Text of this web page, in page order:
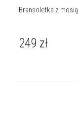
Bransoletka z
249 zł